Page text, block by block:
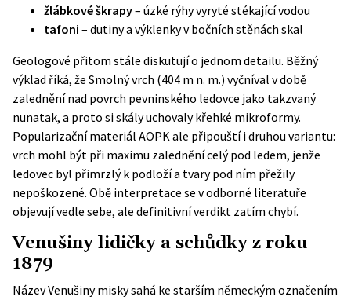
žlábkové škrapy– úzké rýhy vyryté stékající vodou
tafoni – dutiny a výklenky v bočních stěnách skal
Geologové přitom stále diskutují o jednom detailu. Běžný
výklad říká, že Smolný vrch (404 m n. m.) vyčníval v době
zalednění nad povrch pevninského ledovce jako takzvaný
nunatak, a proto si skály uchovaly křehké mikroformy.
Popularizační materiál AOPK ale připouští i druhou variantu:
vrch mohl být při maximu zalednění celý pod ledem, jenže
ledovec byl přimrzlý k podloží a tvary pod ním přežily
nepoškozené. Obě interpretace se v odborné literatuře
objevují vedle sebe, ale definitivní verdikt zatím chybí.
Venušiny lidičky a schůdky z roku
1879
Název Venušiny misky sahá ke starším německým označením